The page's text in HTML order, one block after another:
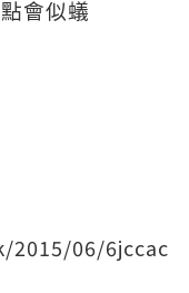
點會似蟻
06/6jccac